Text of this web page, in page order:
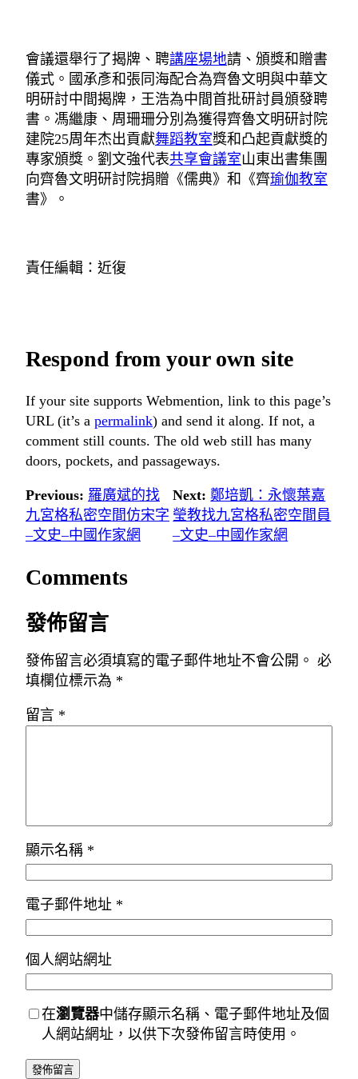
會議還舉行了揭牌、聘講座場地請、頒獎和贈書
儀式。國承彥和張同海配合為齊魯文明與中華文
明研討中間揭牌，王浩為中間首批研討員頒發聘
書。馮繼康、周珊珊分別為獲得齊魯文明研討院
建院25周年杰出貢獻舞蹈教室獎和凸起貢獻獎的
專家頒獎。劉文強代表共享會議室山東出書集團
向齊魯文明研討院捐贈《儒典》和《齊瑜伽教室
書》。
責任編輯：近復
Respond from your own site
If your site supports Webmention, link to this page’s
URL (it’s a permalink) and send it along. If not, a
comment still counts. The old web still has many
doors, pockets, and passageways.
Previous: 羅廣斌的找
九宮格私密空間仿宋字
–文史–中國作家網
Next: 鄭培凱：永懷葉嘉
瑩教找九宮格私密空間員
–文史–中國作家網
Comments
發佈留言
發佈留言必須填寫的電子郵件地址不會公開。 必
填欄位標示為 *
留言 *
顯示名稱 *
電子郵件地址 *
個人網站網址
在瀏覽器中儲存顯示名稱、電子郵件地址及個
人網站網址，以供下次發佈留言時使用。